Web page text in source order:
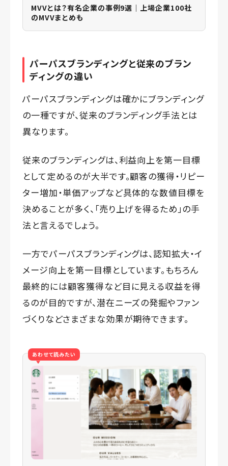
MVVとは？有名企業の事例9選｜上場企業100社
のMVVまとめも
パーパスブランディングと従来のブラン
ディングの違い
パーパスブランディングは確かにブランディング
の一種ですが、従来のブランディング手法とは
異なります。
従来のブランディングは、利益向上を第一目標
として定めるのが大半です。顧客の獲得・リピー
ター増加・単価アップなど具体的な数値目標を
決めることが多く、「売り上げを得るため」の手
法と言えるでしょう。
一方でパーパスブランディングは、認知拡大・イ
メージ向上を第一目標としています。もちろん
最終的には顧客獲得など目に見える収益を得
るのが目的ですが、潜在ニーズの発掘やファン
づくりなどさまざまな効果が期待できます。
あわせて読みたい